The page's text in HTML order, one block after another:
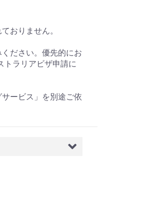
おりません。
ださい。優先的にお
トラリアビザ申請に
ービス」を別途ご依